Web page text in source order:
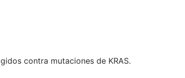
contra mutaciones de KRAS.